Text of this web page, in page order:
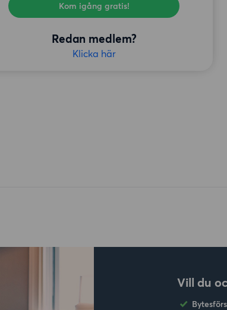
Kom igång gratis!
Redan medlem?
Klicka här
Vill du